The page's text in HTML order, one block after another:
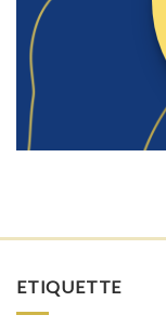
ETIQUETTE